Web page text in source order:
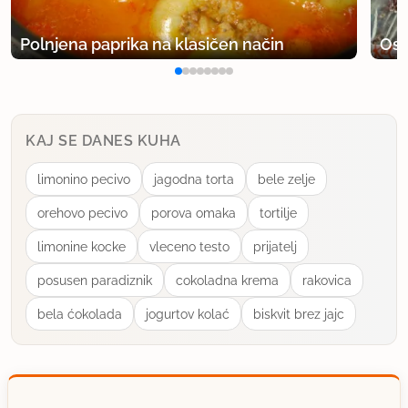
Polnjena paprika na klasičen način
KAJ SE DANES KUHA
limonino pecivo jagodna torta bele zelje
orehovo pecivo porova omaka tortilje
limonine kocke vleceno testo prijatelj
posusen paradiznik cokoladna krema rakovica
bela ćokolada jogurtov kolać biskvit brez jajc